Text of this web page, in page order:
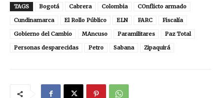
TAGS Bogotá Cabrera Colombia
COnflicto armado
Cundinamarca
El Rollo Público ELN FARC
Fiscalía
Gobierno del Cambio
MAncuso Paramilitares
Paz Total
Personas desparecidas
Petro Sabana Zipaquirá